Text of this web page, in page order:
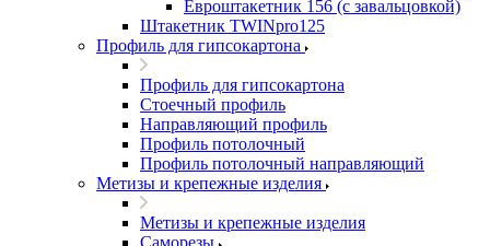
Евроштакетник 156 (с завальцовкой)
Штакетник TWINpro125
Профиль для гипсокартона
Профиль для гипсокартона
Стоечный профиль
Направляющий профиль
Профиль потолочный
Профиль потолочный направляющий
Метизы и крепежные изделия
Метизы и крепежные изделия
Саморезы